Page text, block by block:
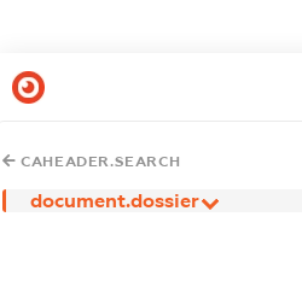
CAHEADER.SEARCH
document.dossier